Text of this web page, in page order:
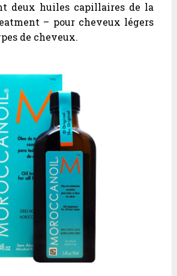
deux huiles capillaires de la
– pour cheveux légers
de cheveux.